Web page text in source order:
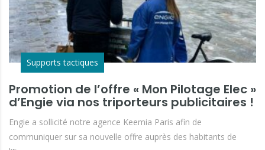
Supports tactiques
Promotion de l’offre « Mon Pilotage Elec »
d’Engie via nos triporteurs publicitaires !
Engie a sollicité notre agence Keemia Paris afin de
communiquer sur sa nouvelle offre auprès des habitants de